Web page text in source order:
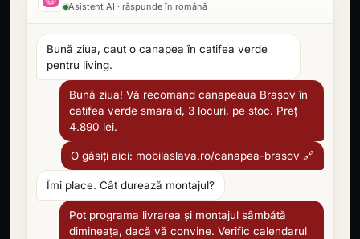
Asistent AI · răspunde în română
Bună ziua, caut o canapea în catifea verde
pentru living.
Bună ziua! Vă recomand canapeaua Brașov în
catifea verde smarald, 3 locuri, pe stoc. Preț
4.890 lei.
O găsiți aici: mobilaslava.ro/canapea-brasov 🔗
Îmi place. Cât durează montajul?
Pot programa livrarea și montajul sâmbătă
dimineața, dacă vă convine. Verific calendarul